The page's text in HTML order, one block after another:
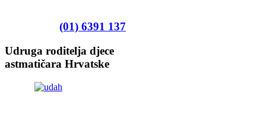
(01) 6391 137
Udruga roditelja djece
astmatičara Hrvatske